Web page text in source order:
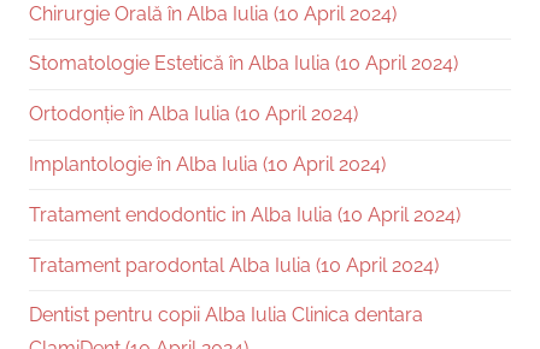
Chirurgie Orală în Alba Iulia (10 April 2024)
Stomatologie Estetică în Alba Iulia (10 April 2024)
Ortodonție în Alba Iulia (10 April 2024)
Implantologie în Alba Iulia (10 April 2024)
Tratament endodontic in Alba Iulia (10 April 2024)
Tratament parodontal Alba Iulia (10 April 2024)
Dentist pentru copii Alba Iulia Clinica dentara